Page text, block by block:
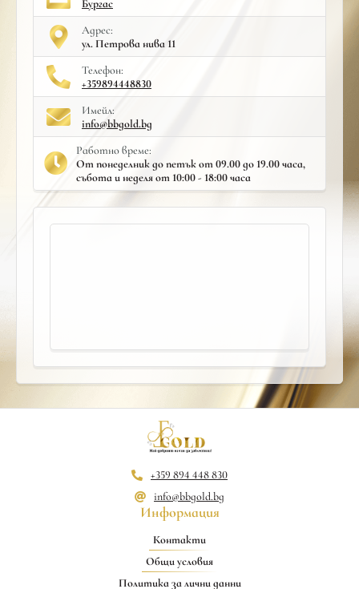
Бургас
Адрес:
ул. Петрова нива 11
Телефон:
+359894448830
Имейл:
info@bbgold.bg
Работно време:
От понеделник до петък от 09.00 до 19.00 часа,
събота и неделя от 10:00 - 18:00 часа
+359 894 448 830
info@bbgold.bg
Информация
Контакти
Общи условия
Политика за лични данни